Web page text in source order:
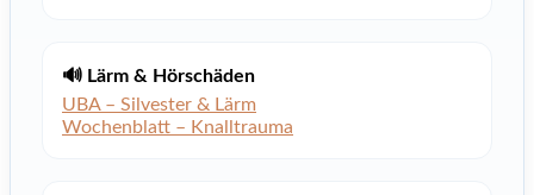
🔊 Lärm & Hörschäden
UBA – Silvester & Lärm
Wochenblatt – Knalltrauma